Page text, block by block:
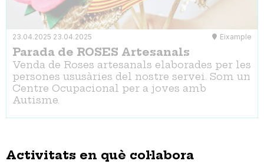
23.04.2025 23.04.2025 Eixample
Parada de ROSES Artesanals
Venda de Roses artesanals elaborades per les
persones ususàries del nostre servei. Som un
Centre Ocupacional per a joves amb
Autisme.
Activitats en què col·labora